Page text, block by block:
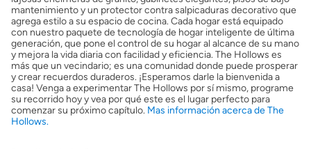
mantenimiento y un protector contra salpicaduras decorativo que
agrega estilo a su espacio de cocina. Cada hogar está equipado
con nuestro paquete de tecnología de hogar inteligente de última
generación, que pone el control de su hogar al alcance de su mano
y mejora la vida diaria con facilidad y eficiencia. The Hollows es
más que un vecindario; es una comunidad donde puede prosperar
y crear recuerdos duraderos. ¡Esperamos darle la bienvenida a
casa! Venga a experimentar The Hollows por sí mismo, programe
su recorrido hoy y vea por qué este es el lugar perfecto para
comenzar su próximo capítulo. Mas información acerca de The
Hollows.